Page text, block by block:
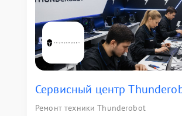
Сервисный центр
Ремонт техники Thunderobot